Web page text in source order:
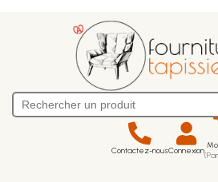
Contactez-nousConnexion